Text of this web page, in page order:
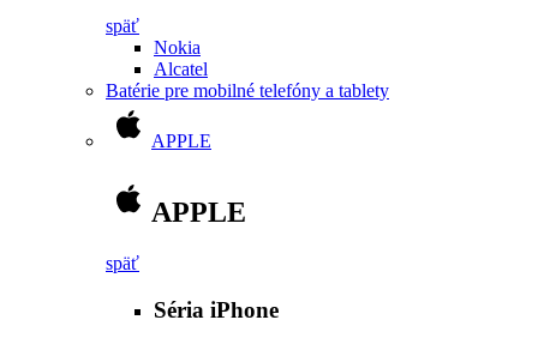
späť
Nokia
Alcatel
Batérie pre mobilné telefóny a tablety
APPLE
APPLE
späť
Séria iPhone